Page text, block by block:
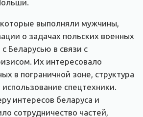
выполняли мужчины,
о задачах польских военных
Беларусью в связи с
Их интересовало
в пограничной зоне, структура
спецтехники.
интересов беларуса и
сотрудничество частей,